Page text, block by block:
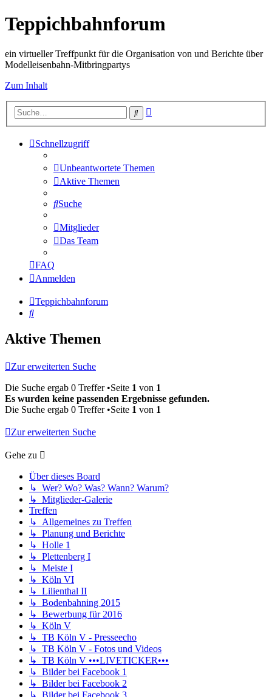
Teppichbahnforum
ein virtueller Treffpunkt für die Organisation von und Berichte über
Modelleisenbahn-Mitbringpartys
Zum Inhalt
Suche
Schnellzugriff
Unbeantwortete Themen
Aktive Themen
Suche
Mitglieder
Das Team
FAQ
Anmelden
Teppichbahnforum
Suche
Aktive Themen
Zur erweiterten Suche
Die Suche ergab 0 Treffer •Seite 1 von 1
Es wurden keine passenden Ergebnisse gefunden.
Die Suche ergab 0 Treffer •Seite 1 von 1
Zur erweiterten Suche
Gehe zu
Über dieses Board
↳ Wer? Wo? Was? Wann? Warum?
↳ Mitglieder-Galerie
Treffen
↳ Allgemeines zu Treffen
↳ Planung und Berichte
↳ Holle 1
↳ Plettenberg I
↳ Meiste I
↳ Köln VI
↳ Lilienthal II
↳ Bodenbahning 2015
↳ Bewerbung für 2016
↳ Köln V
↳ TB Köln V - Presseecho
↳ TB Köln V - Fotos und Videos
↳ TB Köln V •••LIVETICKER•••
↳ Bilder bei Facebook 1
↳ Bilder bei Facebook 2